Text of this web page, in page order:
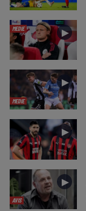
MEDIE ►
MEDIE
►
►
AVIS
►